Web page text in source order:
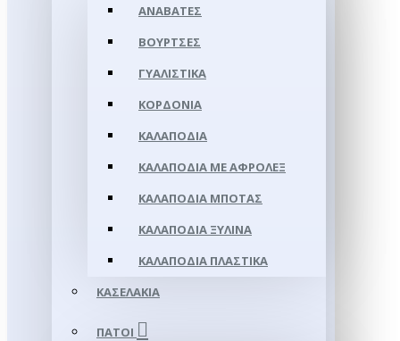
ΑΝΑΒΆΤΕΣ
ΒΟΎΡΤΣΕΣ
ΓΥΑΛΙΣΤΙΚΆ
ΚΟΡΔΌΝΙΑ
ΚΑΛΑΠΌΔΙΑ
ΚΑΛΑΠΌΔΙΑ ΜΕ ΑΦΡΟΛΕΞ
ΚΑΛΑΠΌΔΙΑ ΜΠΌΤΑΣ
ΚΑΛΑΠΌΔΙΑ ΞΎΛΙΝΑ
ΚΑΛΑΠΌΔΙΑ ΠΛΑΣΤΙΚΆ
ΚΑΣΕΛΆΚΙΑ
ΠΆΤΟΙ